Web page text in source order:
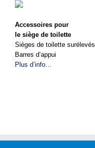
Accessoires pour
le siège de toilette
Sièges de toilette surélevés
Barres d’appui
Plus d’info…